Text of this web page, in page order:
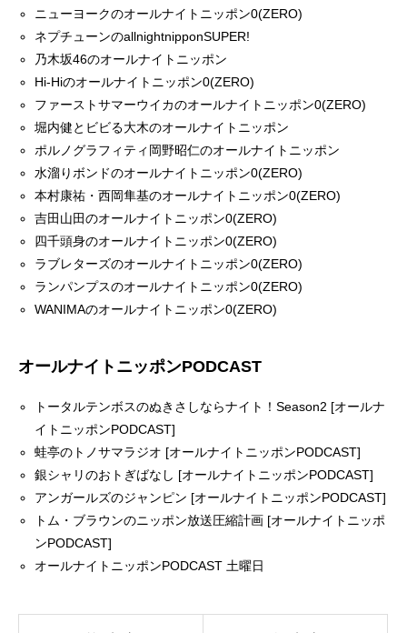
ニューヨークのオールナイトニッポン0(ZERO)
ネプチューンのallnightnipponSUPER!
乃木坂46のオールナイトニッポン
Hi-Hiのオールナイトニッポン0(ZERO)
ファーストサマーウイカのオールナイトニッポン0(ZERO)
堀内健とビビる大木のオールナイトニッポン
ポルノグラフィティ岡野昭仁のオールナイトニッポン
水溜りボンドのオールナイトニッポン0(ZERO)
本村康祐・西岡隼基のオールナイトニッポン0(ZERO)
吉田山田のオールナイトニッポン0(ZERO)
四千頭身のオールナイトニッポン0(ZERO)
ラブレターズのオールナイトニッポン0(ZERO)
ランパンプスのオールナイトニッポン0(ZERO)
WANIMAのオールナイトニッポン0(ZERO)
オールナイトニッポンPODCAST
トータルテンボスのぬきさしならナイト！Season2 [オールナ
イトニッポンPODCAST]
蛙亭のトノサマラジオ [オールナイトニッポンPODCAST]
銀シャリのおトぎばなし [オールナイトニッポンPODCAST]
アンガールズのジャンピン [オールナイトニッポンPODCAST]
トム・ブラウンのニッポン放送圧縮計画 [オールナイトニッポ
ンPODCAST]
オールナイトニッポンPODCAST 土曜日